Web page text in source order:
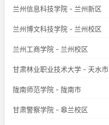
兰州信息科技学院 - 兰州新区
兰州博文科技学院 - 兰州校区
兰州工商学院 - 兰州校区
甘肃林业职业技术大学 - 天水市
陇南师范学院 - 陇南市
甘肃警察学院 - 皋兰校区